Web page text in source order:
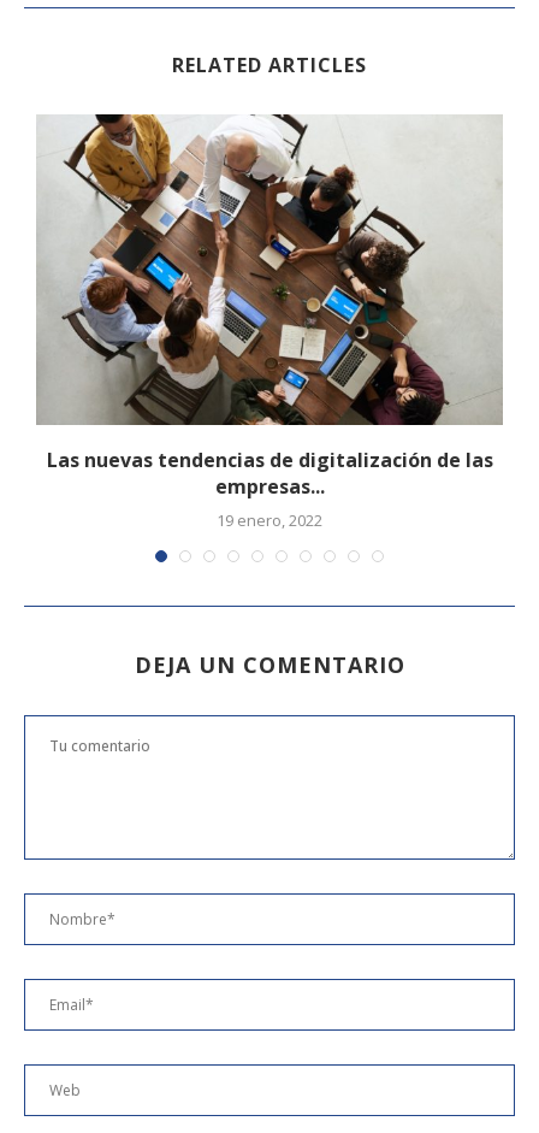
RELATED ARTICLES
Las nuevas tendencias de digitalización de las
empresas...
19 enero, 2022
DEJA UN COMENTARIO